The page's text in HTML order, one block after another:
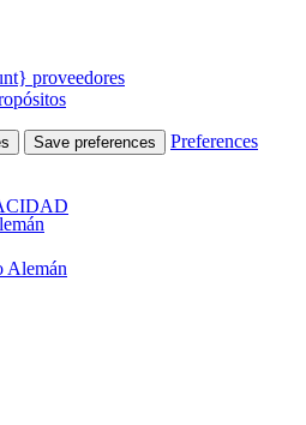
proveedores
Save preferences Preferences